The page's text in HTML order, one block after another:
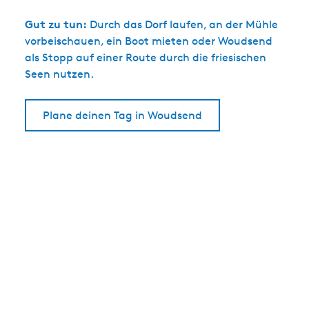
Gut zu tun: Durch das Dorf laufen, an der Mühle
vorbeischauen, ein Boot mieten oder Woudsend
als Stopp auf einer Route durch die friesischen
Seen nutzen.
Plane deinen Tag in Woudsend